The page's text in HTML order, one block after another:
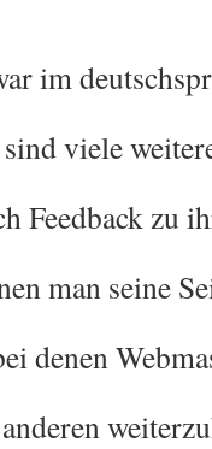
im
viele
Feedback zu
man seine
denen